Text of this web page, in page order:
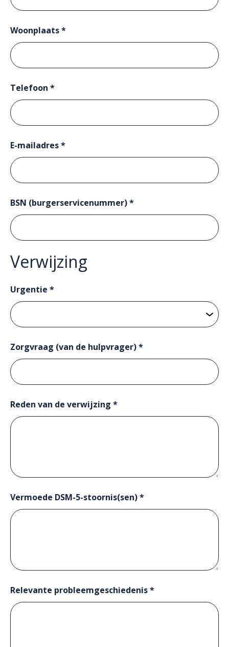
Woonplaats *
Telefoon *
E-mailadres *
BSN (burgerservicenummer) *
Verwijzing
Urgentie *
Zorgvraag (van de hulpvrager) *
Reden van de verwijzing *
Vermoede DSM-5-stoornis(sen) *
Relevante probleemgeschiedenis *